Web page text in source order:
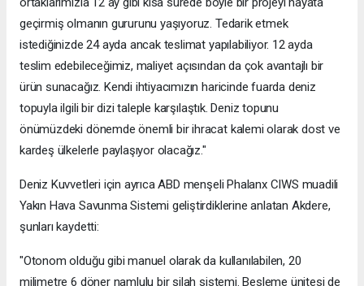
geçirmiş olmanın gururunu yaşıyoruz. Tedarik etmek
istediğinizde 24 ayda ancak teslimat yapılabiliyor. 12 ayda
teslim edebileceğimiz, maliyet açısından da çok avantajlı bir
ürün sunacağız. Kendi ihtiyacımızın haricinde fuarda deniz
topuyla ilgili bir dizi taleple karşılaştık. Deniz topunu
önümüzdeki dönemde önemli bir ihracat kalemi olarak dost ve
kardeş ülkelerle paylaşıyor olacağız."
Deniz Kuvvetleri için ayrıca ABD menşeli Phalanx CIWS muadili
Yakın Hava Savunma Sistemi geliştirdiklerine anlatan Akdere,
şunları kaydetti:
"Otonom olduğu gibi manuel olarak da kullanılabilen, 20
milimetre 6 döner namlulu bir silah sistemi. Besleme ünitesi de